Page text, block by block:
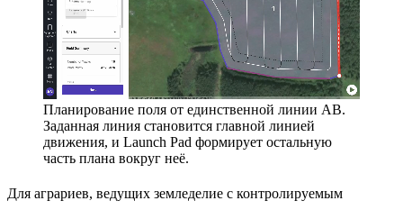
Планирование поля от единственной линии AB.
Заданная линия становится главной линией
движения, и Launch Pad формирует остальную
часть плана вокруг неё.
Для аграриев, ведущих земледелие с контролируемым